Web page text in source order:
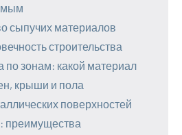
сыпучих материалов
строительства
по зонам: какой материал
крыши и пола
поверхностей
преимущества